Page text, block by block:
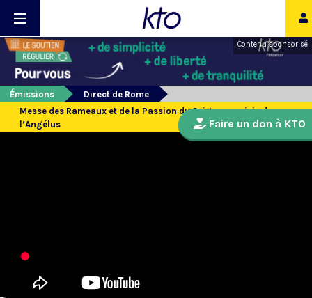
Contenu sponsorisé
Émissions
Direct de Rome
Messe des Rameaux et de la Passion du Seigneur suivie de
l’Angélus
Faire un don à KTO